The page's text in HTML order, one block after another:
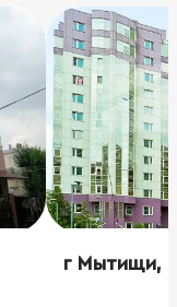
г Мытищи,